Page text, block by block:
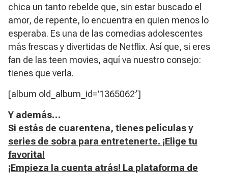
chica un tanto rebelde que, sin estar buscado el
amor, de repente, lo encuentra en quien menos lo
esperaba. Es una de las comedias adolescentes
más frescas y divertidas de Netflix. Así que, si eres
fan de lasteen movies, aquí va nuestro consejo:
tienes que verla.
[album old_album_id=’1365062′]
Y además…
Si estás de cuarentena, tienes películas y
series de sobra para entretenerte. ¡Elige tu
favorita!
¡Empieza la cuenta atrás! La plataforma de